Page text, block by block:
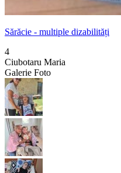
Sărăcie - multiple dizabilități
4
Ciubotaru Maria
Galerie Foto